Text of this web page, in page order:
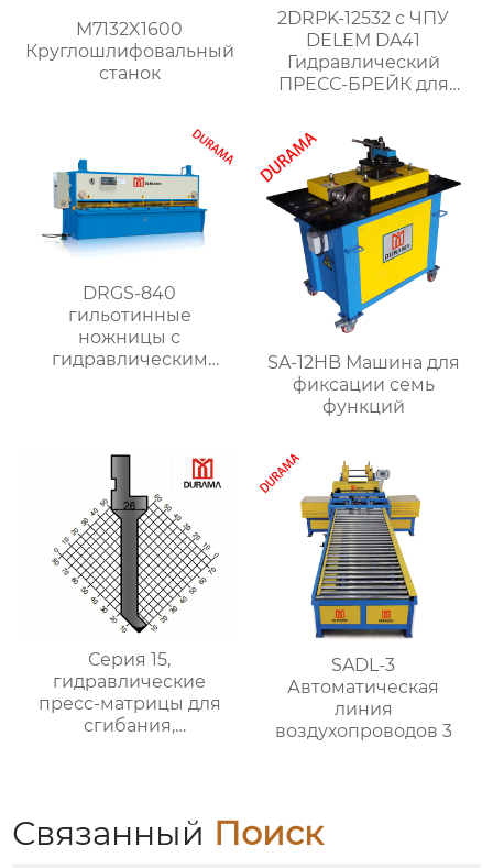
M7132X1600
Круглошлифовальный
станок
2DRPK-12532 с ЧПУ
DELEM DA41
Гидравлический
ПРЕСС-БРЕЙК для
DRGS-840
гильотинные
ножницы с
гидравлическим
SA-12HB Машина для
фиксации семь
функций
Серия 15,
гидравлические
пресс-матрицы для
сгибания,
SADL-3
Автоматическая
линия
воздухопроводов 3
Связанный Поиск